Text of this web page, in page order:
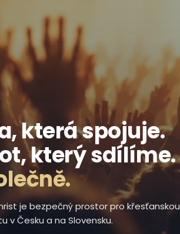
která spojuje.
který sdílíme.
je bezpečný prostor pro křesťanskou
v Česku a na Slovensku.